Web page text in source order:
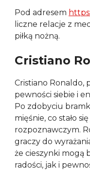
Pod adresem
liczne relacje z
piłką nożną.
Cristiano
Cristiano Ronaldo,
pewności siebie i
Po zdobyciu
mięśnie, co stało
rozpoznawczym.
graczy do
że cieszynki mogą
radości, jak i